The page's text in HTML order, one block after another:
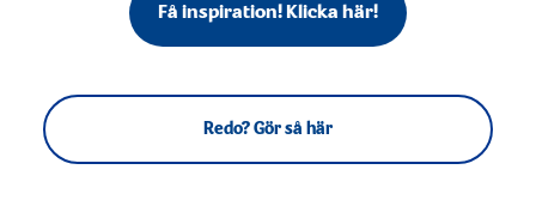
Få inspiration! Klicka här!
Redo? Gör så här